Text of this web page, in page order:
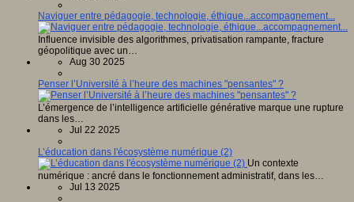
Naviguer entre pédagogie, technologie, éthique...accompagnement...
Influence invisible des algorithmes, privatisation rampante, fracture
géopolitique avec un…
Aug 30 2025
Penser l’Université à l’heure des machines "pensantes" ?
L’émergence de l’intelligence artificielle générative marque une rupture
dans les…
Jul 22 2025
L’éducation dans l'écosystème numérique (2)
Un contexte
numérique : ancré dans le fonctionnement administratif, dans les…
Jul 13 2025